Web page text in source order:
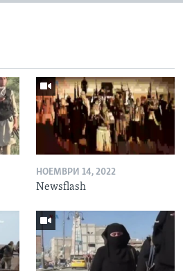
НОЕМВРИ 14, 2022
Newsflash